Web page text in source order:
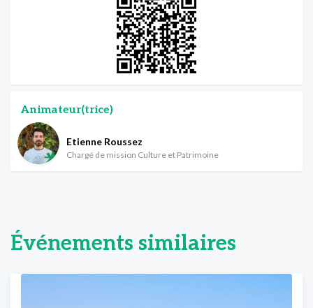
Animateur(trice)
Etienne Roussez
Chargé de mission Culture et Patrimoine
Événements similaires